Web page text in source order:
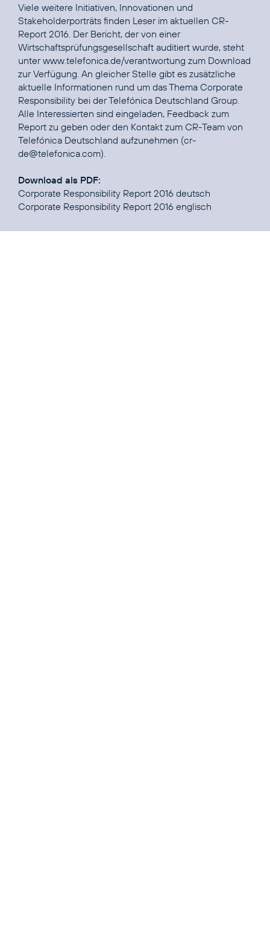
Viele weitere Initiativen, Innovationen und
Stakeholderporträts finden Leser im aktuellen CR-
Report 2016. Der Bericht, der von einer
Wirtschaftsprüfungsgesellschaft auditiert wurde, steht
unterwww.telefonica.de/verantwortung zum Download
zur Verfügung. An gleicher Stelle gibt es zusätzliche
aktuelle Informationen rund um das Thema Corporate
Responsibility bei der Telefónica Deutschland Group.
Alle Interessierten sind eingeladen, Feedback zum
Report zu geben oder den Kontakt zum CR-Team von
Telefónica Deutschland aufzunehmen (cr-
de@telefonica.com).
Download als PDF:
Corporate Responsibility Report 2016 deutsch
Corporate Responsibility Report 2016 englisch